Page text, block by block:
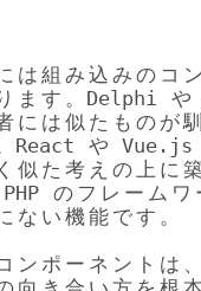
は 組 み 込 み の コ ン
ま す 。 Delphi や
に は 似 た も の が馴
React や Vue.js
く 似 た 考 え の上 に 築
PHP の フ レ ー ム ワ
な い 機能 です 。
ン ポ ー ネ ン ト は 、